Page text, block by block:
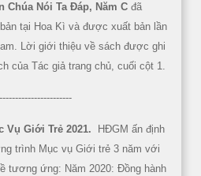
Chúa Nói Ta Đáp, Năm C đã
tại Hoa Kì và được xuất bản lần
Lời giới thiệu về sách được ghi
của Tác giả trang chủ, cuối cột 1.
Vụ Giới Trẻ 2021.
HĐGM ấn định
trình Mục vụ Giới trẻ 3 năm với
tương ứng: Năm 2020: Đồng hành